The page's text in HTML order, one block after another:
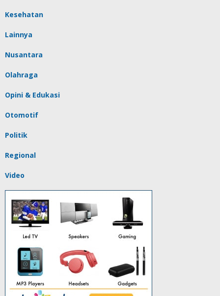
Kesehatan
Lainnya
Nusantara
Olahraga
Opini & Edukasi
Otomotif
Politik
Regional
Video